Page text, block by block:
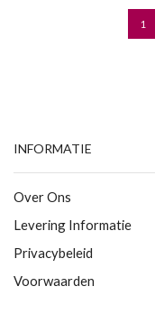
1
INFORMATIE
Over Ons
Levering Informatie
Privacybeleid
Voorwaarden